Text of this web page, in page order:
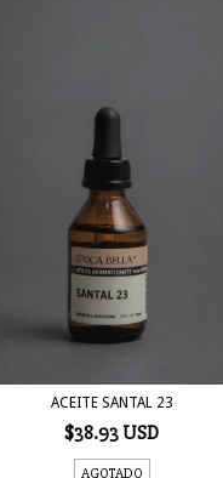
ACEITE SANTAL 23
$38.93 USD
AGOTADO